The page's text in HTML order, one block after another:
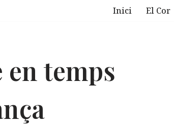
Inici El Cor
temps